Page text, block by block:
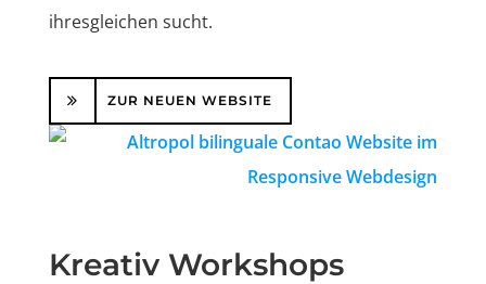
ihresgleichen sucht.
ZUR NEUEN WEBSITE
Kreativ Workshops